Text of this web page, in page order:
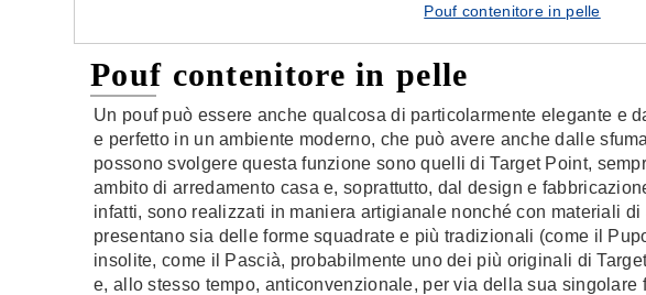
Pouf contenitore in pelle
Pouf contenitore in pelle
Un pouf può essere anche qualcosa di particolarmente elegante e
e perfetto in un ambiente moderno, che può avere anche dalle
possono svolgere questa funzione sono quelli di Target Point,
ambito di arredamento casa e, soprattutto, dal design e
infatti, sono realizzati in maniera artigianale nonché con materiali
presentano sia delle forme squadrate e più tradizionali (come il
insolite, come il Pascià, probabilmente uno dei più originali di
e, allo stesso tempo, anticonvenzionale, per via della sua singolare